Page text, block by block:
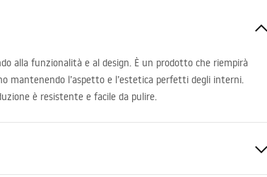
alla funzionalità e al design. È un prodotto che riempirà
mantenendo l’aspetto e l’estetica perfetti degli interni.
è resistente e facile da pulire.